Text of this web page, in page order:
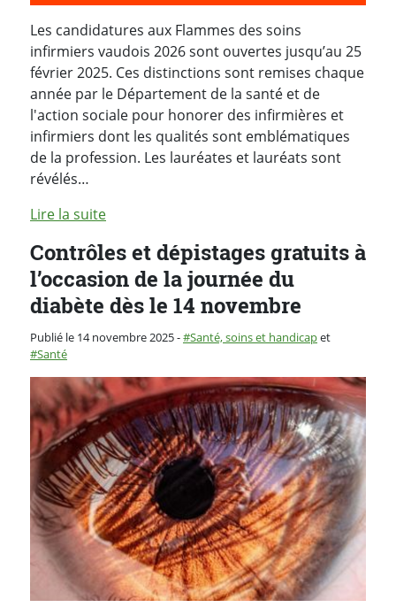
Les candidatures aux Flammes des soins
infirmiers vaudois 2026 sont ouvertes jusqu’au 25
février 2025. Ces distinctions sont remises chaque
année par le Département de la santé et de
l'action sociale pour honorer des infirmières et
infirmiers dont les qualités sont emblématiques
de la profession. Les lauréates et lauréats sont
révélés…
Lire la suite
Contrôles et dépistages gratuits à
l’occasion de la journée du
diabète dès le 14 novembre
Publié le 14 novembre 2025-Catégorie :
Santé, soins et handicapet
Santé